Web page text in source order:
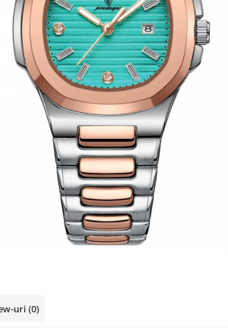
uri (0)